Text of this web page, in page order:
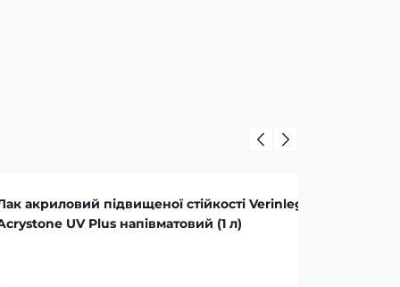
стійкості Verinlegno
напівматовий (1 л)